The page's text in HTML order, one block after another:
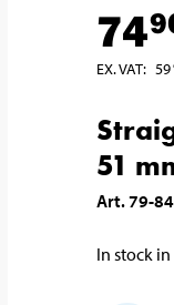
74
EX. VAT: 59
51
Art.79-
In stock in